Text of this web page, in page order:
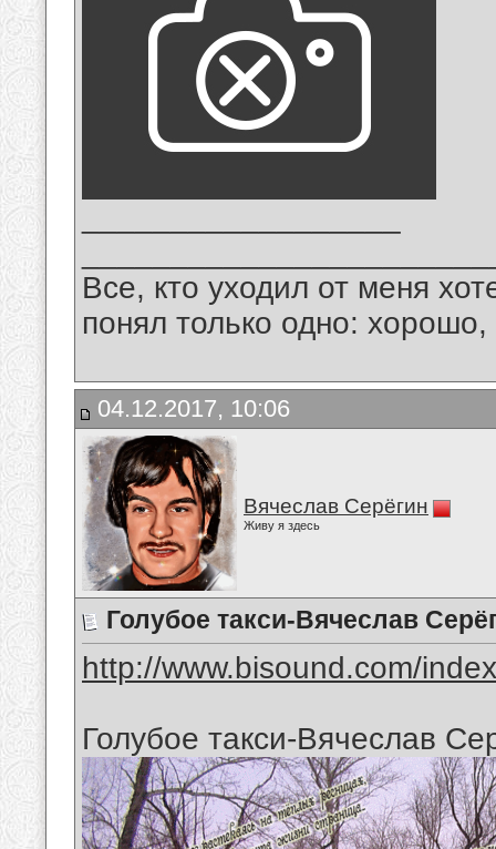
Все, кто уходил от меня
понял только одно:
04.12.2017, 10:06
Вячеслав Серёгин
Живу я здесь
Голубое такси-Вячеслав
http://www.bisound.com/
Голубое такси-Вячеслав